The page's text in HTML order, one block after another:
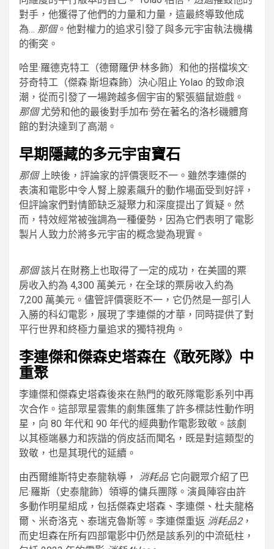
對手，他獲得了他們的力量和力量，這最終導致他成
為… 那個。他對權力的追求引發了與多元宇宙執法機構
的衝突。
哈里·羅德克特工（德爾羅伊·林多飾）和他的搭檔埃文·
芬奇特工（傑森·斯坦森飾）決心阻止 Yolao 的致命浪
潮，從而引發了一場跨越多個宇宙的緊張貓鼠遊戲。
那個尤勞和他的最後對手加布·勞在著名的洛杉磯體育
館的對決達到了高潮。
早期隱藏的多元宇宙寶石
那個上映後，評論家的評價褒貶不一。雖然李連傑的
表演和電影中令人腎上腺素飆升的動作場面受到好評，
但評論家們對情節缺乏凝聚力和深度提出了質疑。然
而，特效經常被強調為一種優勢，因為它們表明了電影
製片人致力於將多元宇宙的概念變為現實。
那個該片在財務上也取得了一定的成功，在美國的票
房收入約為 4,300 萬美元，在全球的票房收入約為
7,200 萬美元。儘管評價褒貶不一，它仍然是一部引人
入勝的科幻電影，展現了李連傑的才華，同時提供了對
平行世界和終極力量追求的獨特視角。
李連傑和傑森史塔森在《敢死隊》中
重聚
李連傑和傑森史塔森後來在熱門的敢死隊電影系列中再
次合作。這部眾星雲集的劇集匯集了許多標誌性動作明
星，向 80 年代和 90 年代的經典動作電影致敬。該劇
以其極端暴力和詼諧的俏皮話而聞名，既是對這類型的
致敬，也是其現代的延續。
由西爾維斯特史泰龍執導， 消耗品 它向觀眾介紹了巴
尼·羅斯（史泰龍飾）領導的傭兵團隊。演員陣容由許
多動作明星組成，包括傑森史塔森、李連傑、杜夫龍格
爾、米奇洛克、泰瑞克魯斯等。李連傑重返 消耗品2，
而史坦森在所有四部電影中仍然是該系列的中流砥柱，